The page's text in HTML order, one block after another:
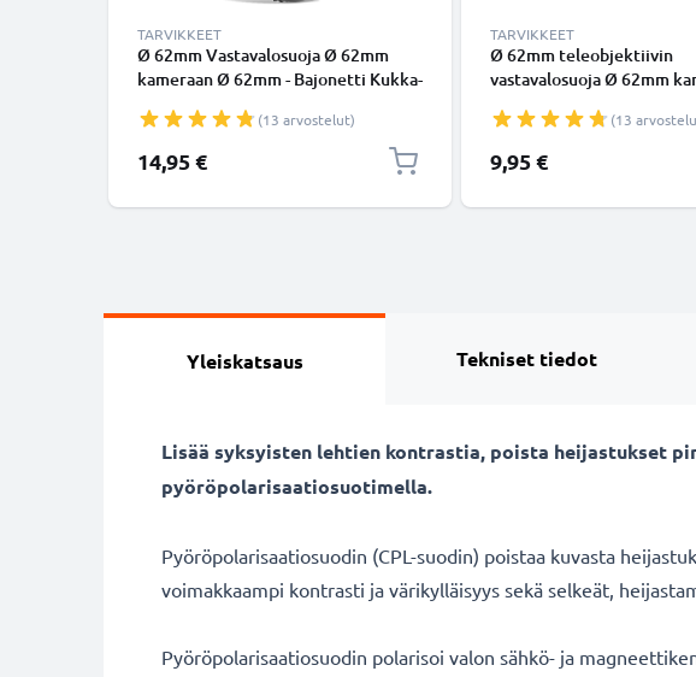
TARVIKKEET
Ø 62mm Vastavalosuoja Ø 62mm
kameraan Ø 62mm - Bajonetti Kukka-
vastavalosuoja tuotemerkiltä
CELLONIC
(13 arvostelut)
14,95 €
TARVIKKEET
Ø 62mm teleobjektiivin
vastavalosuoja Ø 62mm
suodinkierteeseen
pyöreä vastavalosuoja
CELLONIC
(13
9,95 €
Yleiskatsaus Tekniset tiedot
Lisää syksyisten lehtien kontrastia, poista heijastukset
pyöröpolarisaatiosuotimella.
Pyöröpolarisaatiosuodin (CPL-suodin) poistaa kuvasta
voimakkaampi kontrasti ja värikylläisyys sekä selkeät,
Pyöröpolarisaatiosuodin polarisoi valon sähkö- ja